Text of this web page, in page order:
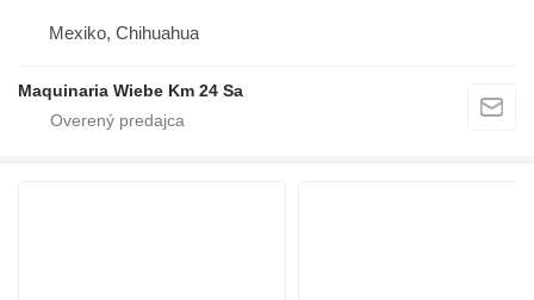
Mexiko, Chihuahua
Maquinaria Wiebe Km 24 Sa